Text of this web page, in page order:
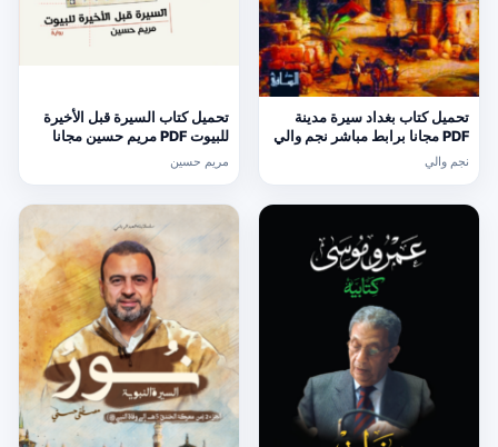
تحميل كتاب بغداد سيرة مدينة
PDF مجانا برابط مباشر نجم والي
نجم والي
تحميل كتاب السيرة قبل الأخيرة
للبيوت PDF مريم حسين مجانا
مريم حسين